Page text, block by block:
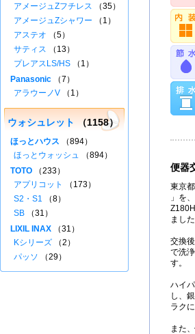
便器
東京
」を
ました
交換
で洗
す。
ハイ
し、
ラク
また
アメージュZフチレス （35）
アメージュZシャワー （1）
アステオ （5）
サティス （13）
プレアスLS/HS （1）
Panasonic （7）
アラウーノV （1）
ウォシュレット （1158）
ほっとハウス （894）
ほっとウォッシュ （894）
TOTO （233）
アプリコット
（173）
S2・S1 （8）
SB （31）
LIXIL INAX （31）
Kシリーズ （2）
パッソ （29）